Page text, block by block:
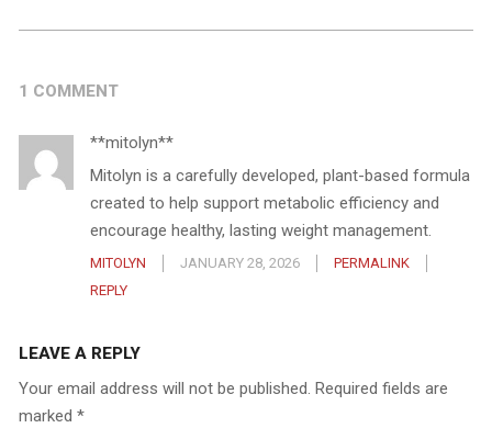
1 COMMENT
**mitolyn**
Mitolyn is a carefully developed, plant-based formula
created to help support metabolic efficiency and
encourage healthy, lasting weight management.
MITOLYN JANUARY 28, 2026
PERMALINK
REPLY
LEAVE A REPLY
Your email address will not be published. Required fields are
marked *